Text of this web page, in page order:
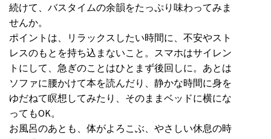
続けて、バスタイムの余韻をたっぷり味わってみま
せんか。
ポイントは、リラックスしたい時間に、不安やスト
レスのもとを持ち込まないこと。スマホはサイレン
トにして、急ぎのことはひとまず後回しに。あとは
ソファに腰かけて本を読んだり、静かな時間に身を
ゆだねて瞑想してみたり、そのままベッドに横にな
ってもOK。
お風呂のあとも、体がよろこぶ、やさしい休息の時